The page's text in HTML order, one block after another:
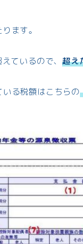
ます。
ているので、超え
る税額はこちらの